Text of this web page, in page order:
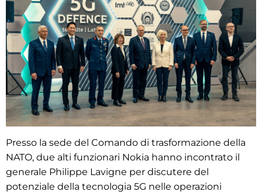
Presso la sede del Comando di trasformazione della
NATO, due alti funzionari Nokia hanno incontrato il
generale Philippe Lavigne per discutere del
potenziale della tecnologia 5G nelle operazioni